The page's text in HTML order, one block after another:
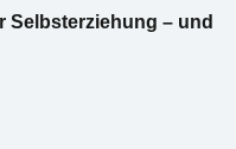
Selbsterziehung – und